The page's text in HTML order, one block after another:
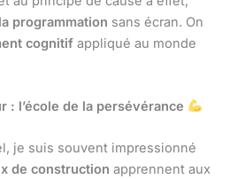
programmation sans écran. On
cognitif appliqué au monde
: l’école de la persévérance
je suis souvent impressionné
de construction apprennent aux